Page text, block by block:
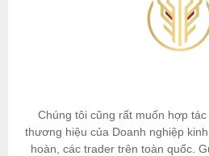
Chúng tôi cũng rất muốn hợp
thương hiệu của Doanh nghiệp
hoàn, các trader trên toàn quốc.